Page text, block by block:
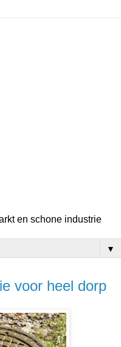
en schone industrie
▼
voor heel dorp